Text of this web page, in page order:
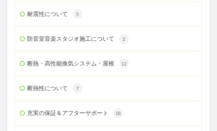
耐震性について 5
防音室音楽スタジオ施工について 2
断熱・高性能換気システム・屋根 12
断熱性について 7
充実の保証＆アフターサポート 18